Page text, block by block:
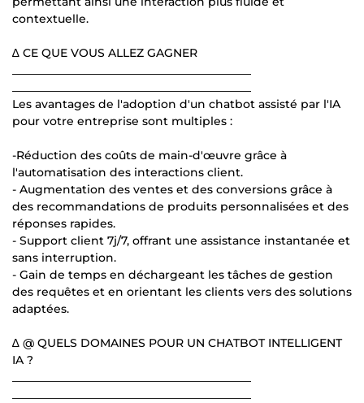
contextuelle.
∆ CE QUE VOUS ALLEZ GAGNER
Les avantages de l'adoption d'un chatbot assisté par l'IA
pour votre entreprise sont multiples :
-Réduction des coûts de main-d'œuvre grâce à
l'automatisation des interactions client.
- Augmentation des ventes et des conversions grâce à
des recommandations de produits personnalisées et des
réponses rapides.
- Support client 7j/7, offrant une assistance instantanée et
sans interruption.
- Gain de temps en déchargeant les tâches de gestion
des requêtes et en orientant les clients vers des solutions
adaptées.
∆ @ QUELS DOMAINES POUR UN CHATBOT INTELLIGENT
IA ?